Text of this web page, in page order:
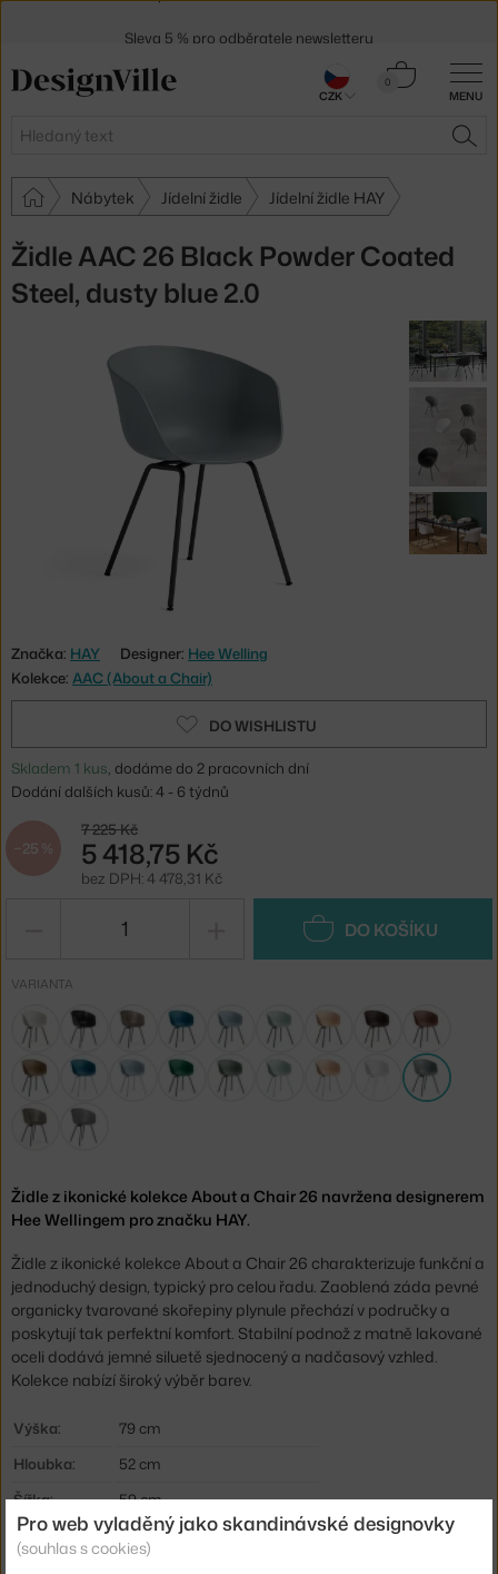
MENU
Hledat
0
Košík
Nábytek Jídelní židle Jídelní židle HAY
Židle AAC 26 Black Powder Coated
Steel, dusty blue 2.0
Značka: HAY Designer: Hee Welling
Kolekce: AAC (About a Chair)
DO WISHLISTU
Skladem 1 kus, dodáme do 2 pracovních dní
Dodání dalších kusů: 4 - 6 týdnů
−25 %
7 225 Kč
5 418,75 Kč
bez DPH: 4 478,31 Kč
DO KOŠÍKU
VARIANTA
Židle z ikonické kolekce About a Chair 26 navržena designerem
Hee Wellingem pro značku HAY.
Židle z ikonické kolekce About a Chair 26 charakterizuje funkční a
jednoduchý design, typický pro celou řadu. Zaoblená záda pevné
organicky tvarované skořepiny plynule přechází v područky a
poskytují tak perfektní komfort. Stabilní podnož z matně lakované
oceli dodává jemné siluetě sjednocený a nadčasový vzhled.
Kolekce nabízí široký výběr barev.
Výška:
79 cm
Hloubka:
52 cm
Šířka:
59 cm
Područky:
s područkami
30 dní na vrácení zboží
CZK
Pro web vyladěný jako skandinávské designovky
(souhlas s cookies)